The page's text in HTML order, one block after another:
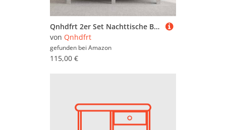
Qnhdfrt 2er Set Nachttische Betongrau mit Schubladen 40x30x30 cm Holzwerkstoff Beistelltisch für Schlafzimmer und Wohnzimmer Robustes Design
von Qnhdfrt
gefunden bei Amazon
115,00 €